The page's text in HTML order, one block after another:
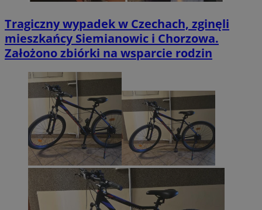
Tragiczny wypadek w Czechach, zginęli
mieszkańcy Siemianowic i Chorzowa.
Założono zbiórki na wsparcie rodzin